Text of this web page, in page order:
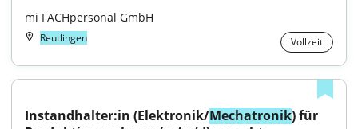
mi FACHpersonal GmbH
Reutlingen Vollzeit
Instandhalter:in (Elektronik/Mechatronik) für